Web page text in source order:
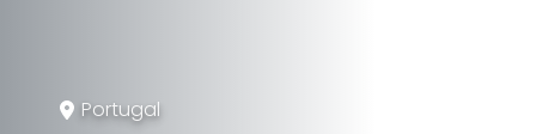
Portugal